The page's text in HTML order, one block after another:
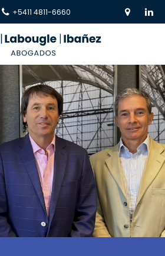
+5411 4811-6660